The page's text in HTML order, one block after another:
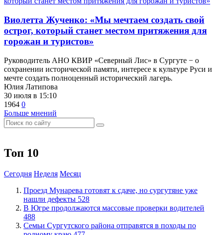
Виолетта Жученко: «Мы мечтаем создать свой
острог, который станет местом притяжения для
горожан и туристов»
Руководитель АНО КВИР «Северный Лис» в Сургуте − о
сохранении исторической памяти, интересе к культуре Руси и
мечте создать полноценный исторический лагерь.
Юлия Латипова
30 июля в 15:10
1964 0
Больше мнений
Топ 10
Сегодня Неделя Месяц
​Проезд Мунарева готовят к сдаче, но сургутяне уже
нашли дефекты 528
​В Югре продолжаются массовые проверки водителей
488
​Семьи Сургутского района отправятся в походы по